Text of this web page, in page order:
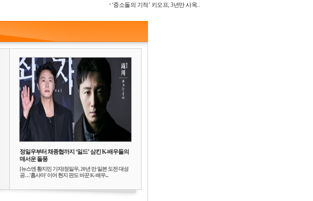
‘중소돌의 기적’ 키오프, 3년만 사옥..
정일우부터 채종협까지 ‘일드’ 삼킨 K-배우들의
매서운 돌풍
[뉴스엔 황지민 기자]정일우, 20년 만 일본 도전 대성
공…'횹사마' 이어 현지 판도 바꾼 K-배우...